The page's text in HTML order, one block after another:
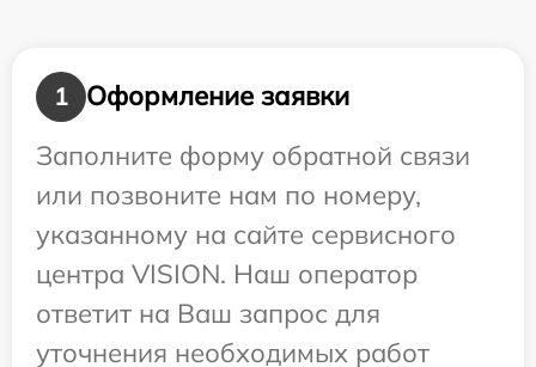
1
Оформление заявки
Заполните форму обратной связи
или позвоните нам по номеру,
указанному на сайте сервисного
центра VISION. Наш оператор
ответит на Ваш запрос для
уточнения необходимых работ